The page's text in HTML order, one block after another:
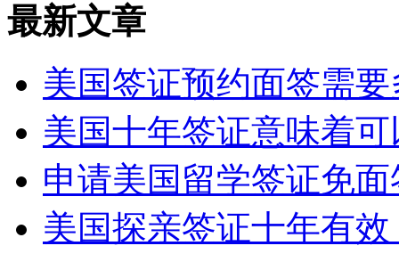
最新文章
美国签证预约面签需
美国十年签证意味着
申请美国留学签证免
美国探亲签证十年有